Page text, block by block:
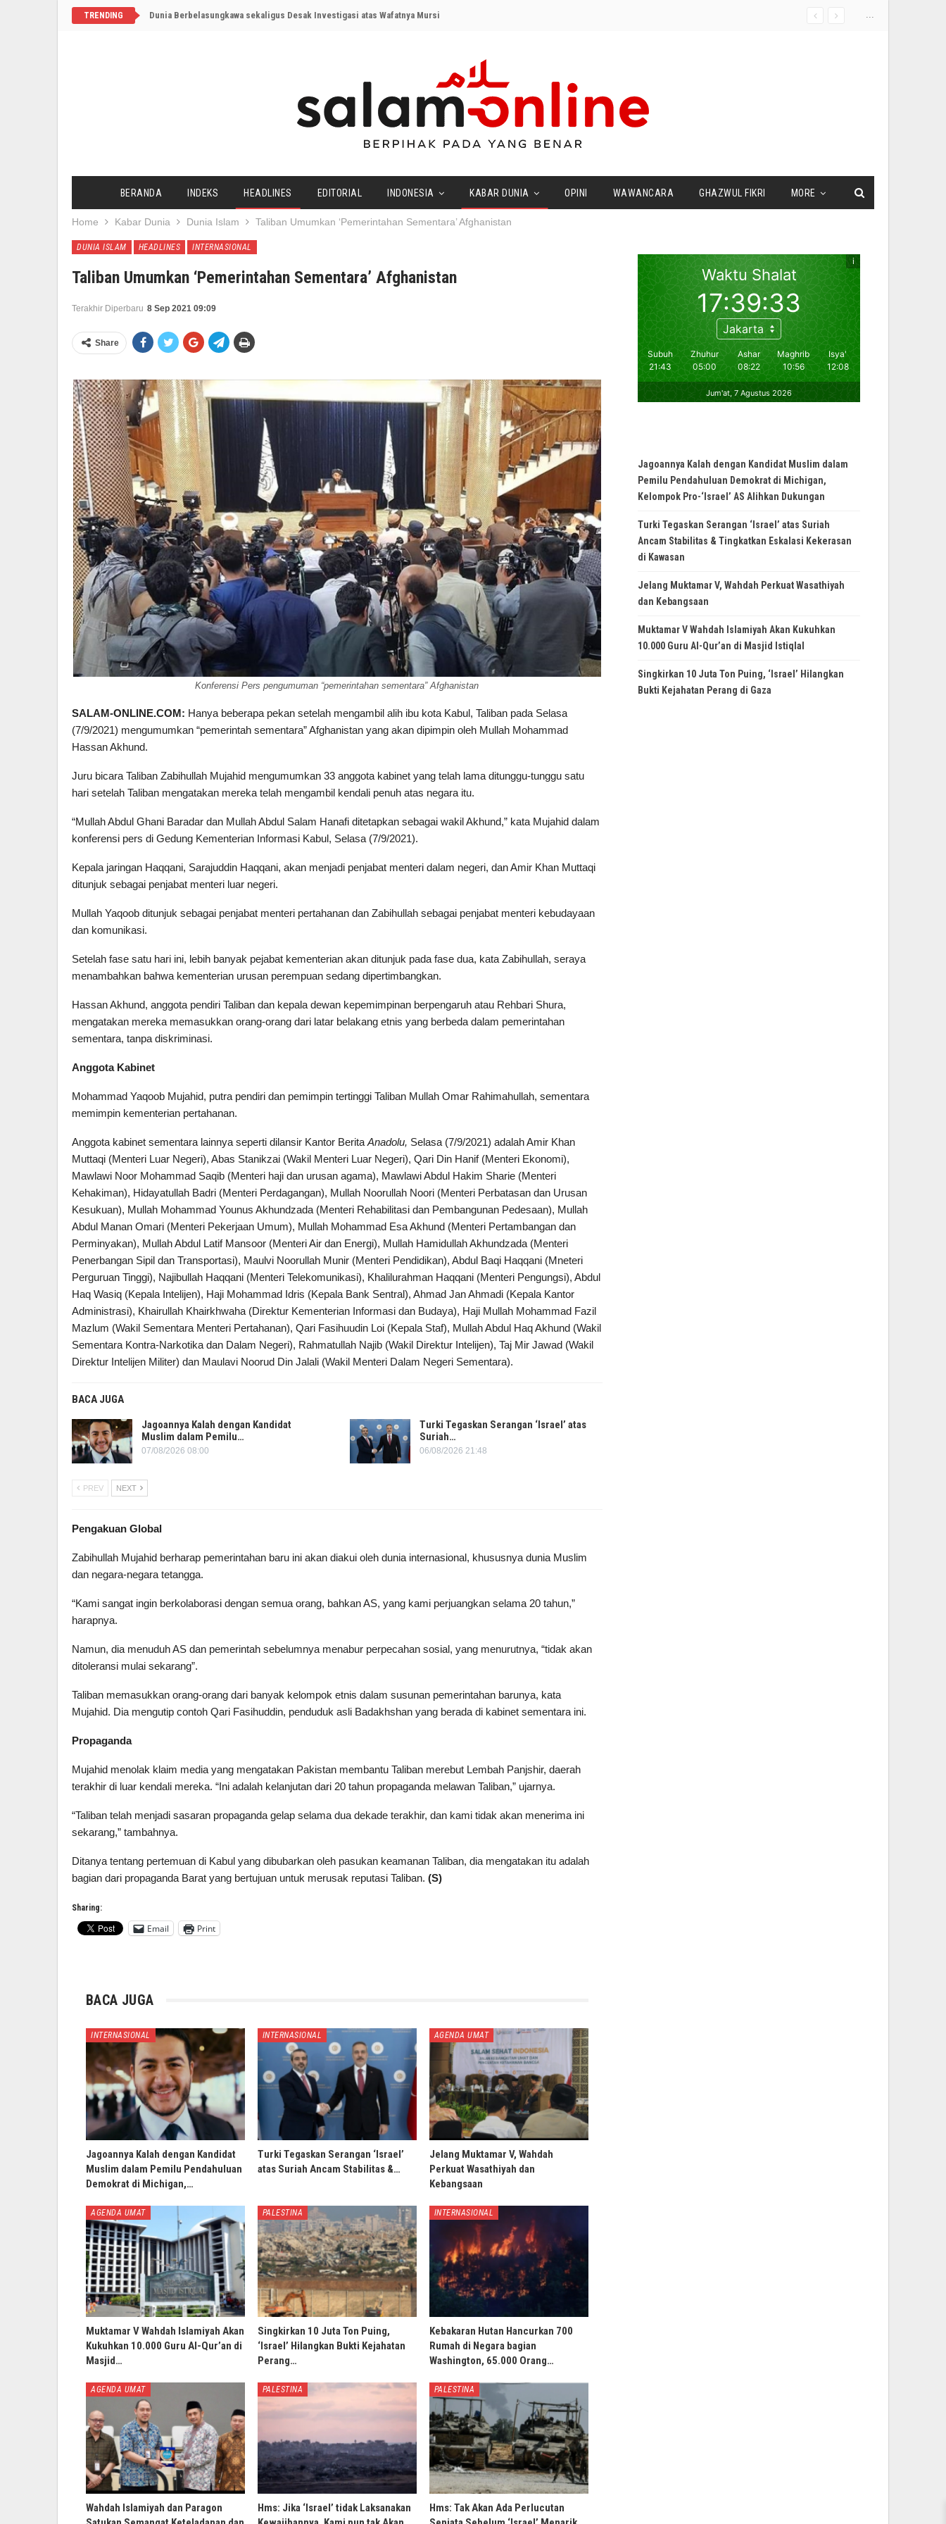
...
TRENDING Dunia Berbelasungkawa sekaligus Desak Investigasi atas Wafatnya Mursi
BERANDA INDEKS HEADLINES EDITORIAL INDONESIA KABAR DUNIA OPINI WAWANCARA GHAZWUL FIKRI MORE
Home Kabar Dunia Dunia Islam Taliban Umumkan ‘Pemerintahan Sementara’ Afghanistan
DUNIA ISLAM HEADLINES INTERNASIONAL
Taliban Umumkan ‘Pemerintahan Sementara’ Afghanistan
Terakhir Diperbaru 8 Sep 2021 09:09
Share
Konferensi Pers pengumuman “pemerintahan sementara” Afghanistan
SALAM-ONLINE.COM: Hanya beberapa pekan setelah mengambil alih ibu kota Kabul, Taliban pada Selasa
(7/9/2021) mengumumkan “pemerintah sementara” Afghanistan yang akan dipimpin oleh Mullah Mohammad
Hassan Akhund.
Juru bicara Taliban Zabihullah Mujahid mengumumkan 33 anggota kabinet yang telah lama ditunggu-tunggu satu
hari setelah Taliban mengatakan mereka telah mengambil kendali penuh atas negara itu.
“Mullah Abdul Ghani Baradar dan Mullah Abdul Salam Hanafi ditetapkan sebagai wakil Akhund,” kata Mujahid dalam
konferensi pers di Gedung Kementerian Informasi Kabul, Selasa (7/9/2021).
Kepala jaringan Haqqani, Sarajuddin Haqqani, akan menjadi penjabat menteri dalam negeri, dan Amir Khan Muttaqi
ditunjuk sebagai penjabat menteri luar negeri.
Mullah Yaqoob ditunjuk sebagai penjabat menteri pertahanan dan Zabihullah sebagai penjabat menteri kebudayaan
dan komunikasi.
Setelah fase satu hari ini, lebih banyak pejabat kementerian akan ditunjuk pada fase dua, kata Zabihullah, seraya
menambahkan bahwa kementerian urusan perempuan sedang dipertimbangkan.
Hassan Akhund, anggota pendiri Taliban dan kepala dewan kepemimpinan berpengaruh atau Rehbari Shura,
mengatakan mereka memasukkan orang-orang dari latar belakang etnis yang berbeda dalam pemerintahan
sementara, tanpa diskriminasi.
Anggota Kabinet
Mohammad Yaqoob Mujahid, putra pendiri dan pemimpin tertinggi Taliban Mullah Omar Rahimahullah, sementara
memimpin kementerian pertahanan.
Anggota kabinet sementara lainnya seperti dilansir Kantor Berita Anadolu, Selasa (7/9/2021) adalah Amir Khan
Muttaqi (Menteri Luar Negeri), Abas Stanikzai (Wakil Menteri Luar Negeri), Qari Din Hanif (Menteri Ekonomi),
Mawlawi Noor Mohammad Saqib (Menteri haji dan urusan agama), Mawlawi Abdul Hakim Sharie (Menteri
Kehakiman), Hidayatullah Badri (Menteri Perdagangan), Mullah Noorullah Noori (Menteri Perbatasan dan Urusan
Kesukuan), Mullah Mohammad Younus Akhundzada (Menteri Rehabilitasi dan Pembangunan Pedesaan), Mullah
Abdul Manan Omari (Menteri Pekerjaan Umum), Mullah Mohammad Esa Akhund (Menteri Pertambangan dan
Perminyakan), Mullah Abdul Latif Mansoor (Menteri Air dan Energi), Mullah Hamidullah Akhundzada (Menteri
Penerbangan Sipil dan Transportasi), Maulvi Noorullah Munir (Menteri Pendidikan), Abdul Baqi Haqqani (Mneteri
Perguruan Tinggi), Najibullah Haqqani (Menteri Telekomunikasi), Khalilurahman Haqqani (Menteri Pengungsi), Abdul
Haq Wasiq (Kepala Intelijen), Haji Mohammad Idris (Kepala Bank Sentral), Ahmad Jan Ahmadi (Kepala Kantor
Administrasi), Khairullah Khairkhwaha (Direktur Kementerian Informasi dan Budaya), Haji Mullah Mohammad Fazil
Mazlum (Wakil Sementara Menteri Pertahanan), Qari Fasihuudin Loi (Kepala Staf), Mullah Abdul Haq Akhund (Wakil
Sementara Kontra-Narkotika dan Dalam Negeri), Rahmatullah Najib (Wakil Direktur Intelijen), Taj Mir Jawad (Wakil
Direktur Intelijen Militer) dan Maulavi Noorud Din Jalali (Wakil Menteri Dalam Negeri Sementara).
BACA JUGA
Jagoannya Kalah dengan Kandidat
Muslim dalam Pemilu…
07/08/2026 08:00
Turki Tegaskan Serangan ‘Israel’ atas
Suriah…
06/08/2026 21:48
PREV NEXT
Pengakuan Global
Zabihullah Mujahid berharap pemerintahan baru ini akan diakui oleh dunia internasional, khususnya dunia Muslim
dan negara-negara tetangga.
“Kami sangat ingin berkolaborasi dengan semua orang, bahkan AS, yang kami perjuangkan selama 20 tahun,”
harapnya.
Namun, dia menuduh AS dan pemerintah sebelumnya menabur perpecahan sosial, yang menurutnya, “tidak akan
ditoleransi mulai sekarang”.
Taliban memasukkan orang-orang dari banyak kelompok etnis dalam susunan pemerintahan barunya, kata
Mujahid. Dia mengutip contoh Qari Fasihuddin, penduduk asli Badakhshan yang berada di kabinet sementara ini.
Propaganda
Mujahid menolak klaim media yang mengatakan Pakistan membantu Taliban merebut Lembah Panjshir, daerah
terakhir di luar kendali mereka. “Ini adalah kelanjutan dari 20 tahun propaganda melawan Taliban,” ujarnya.
“Taliban telah menjadi sasaran propaganda gelap selama dua dekade terakhir, dan kami tidak akan menerima ini
sekarang,” tambahnya.
Ditanya tentang pertemuan di Kabul yang dibubarkan oleh pasukan keamanan Taliban, dia mengatakan itu adalah
bagian dari propaganda Barat yang bertujuan untuk merusak reputasi Taliban. (S)
Sharing:
Email Print
BACA JUGA
INTERNASIONAL
Jagoannya Kalah dengan Kandidat
Muslim dalam Pemilu Pendahuluan
Demokrat di Michigan,…
INTERNASIONAL
Turki Tegaskan Serangan ‘Israel’
atas Suriah Ancam Stabilitas &…
AGENDA UMAT
Jelang Muktamar V, Wahdah
Perkuat Wasathiyah dan
Kebangsaan
AGENDA UMAT
Muktamar V Wahdah Islamiyah Akan
Kukuhkan 10.000 Guru Al-Qur’an di
Masjid…
PALESTINA
Singkirkan 10 Juta Ton Puing,
‘Israel’ Hilangkan Bukti Kejahatan
Perang…
INTERNASIONAL
Kebakaran Hutan Hancurkan 700
Rumah di Negara bagian
Washington, 65.000 Orang…
AGENDA UMAT
Wahdah Islamiyah dan Paragon
PALESTINA
Hms: Jika ‘Israel’ tidak Laksanakan
PALESTINA
Hms: Tak Akan Ada Perlucutan
Jagoannya Kalah dengan Kandidat Muslim dalam
Pemilu Pendahuluan Demokrat di Michigan,
Kelompok Pro-‘Israel’ AS Alihkan Dukungan
Turki Tegaskan Serangan ‘Israel’ atas Suriah
Ancam Stabilitas & Tingkatkan Eskalasi Kekerasan
di Kawasan
Jelang Muktamar V, Wahdah Perkuat Wasathiyah
dan Kebangsaan
Muktamar V Wahdah Islamiyah Akan Kukuhkan
10.000 Guru Al-Qur’an di Masjid Istiqlal
Singkirkan 10 Juta Ton Puing, ‘Israel’ Hilangkan
Bukti Kejahatan Perang di Gaza